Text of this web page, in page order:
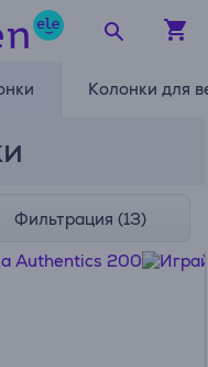
Колонки для
Фильтрация (13)